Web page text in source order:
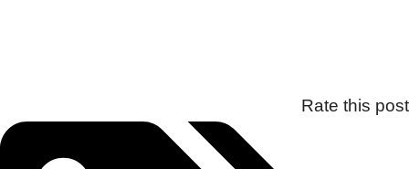
Rate this post